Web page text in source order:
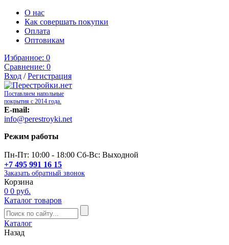
О нас
Как совершать покупки
Оплата
Оптовикам
Избранное: 0
Сравнение: 0
Вход /Регистрация
Поставляем напольные
покрытия с 2014 года.
E-mail:
info@perestroyki.net
Режим работы
Пн-Пт: 10:00 - 18:00 Сб-Вс: Выходной
+7 495 991 16 15
Заказать обратный звонок
Корзина
0 0 руб.
Каталог товаров
Каталог
Назад